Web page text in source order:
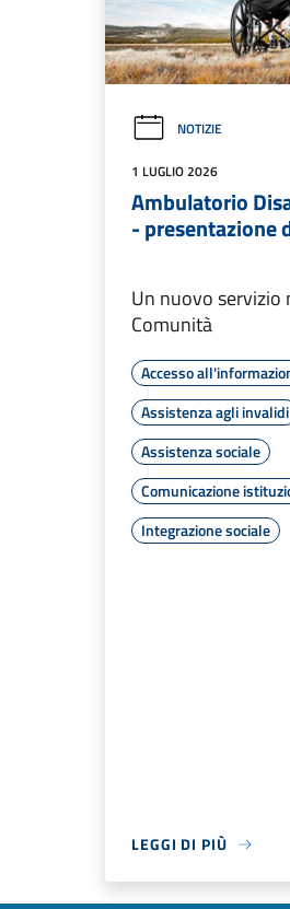
NOTIZIE
1 LUGLIO 2026
Ambulatorio
- presentazione
Un nuovo servizio
Comunità
Accesso
Assistenza agli invalidi
Assistenza sociale
Comunicazione
Integrazione sociale
LEGGI DI PIÙ